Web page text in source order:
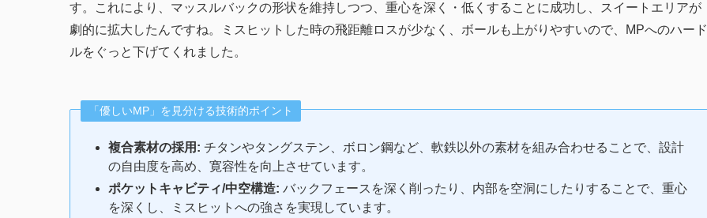
す。これにより、 マッスルバックの形状を維持しつつ、重心を深く・低くすることに成功し、スイートエリアが
劇的に拡大 したんですね。ミスヒットした時の飛距離ロスが少なく、ボールも上がりやすいので、MPへのハード
ルをぐっと下げてくれました。
「優しいMP」を見分ける技術的ポイント
複合素材の採用: チタンやタングステン、ボロン鋼など、軟鉄以外の素材を組み合わせることで、設計
の自由度を高め、寛容性を向上させています。
ポケットキャビティ/中空構造: バックフェースを深く削ったり、内部を空洞にしたりすることで、重心
を深くし、ミスヒットへの強さを実現しています。